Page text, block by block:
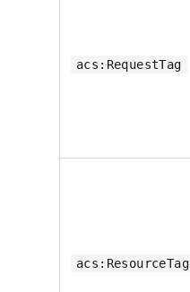
acs:RequestTag
acs:ResourceTag